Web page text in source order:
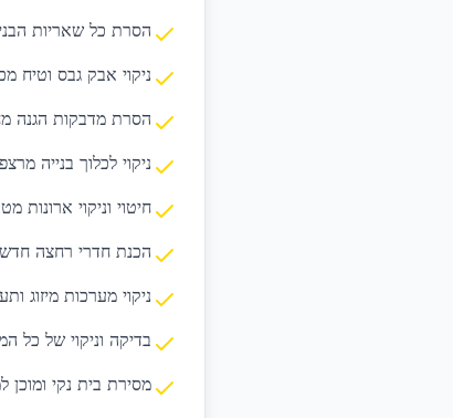
הסרת כל שאריות
ניקוי אבק גבס וטיח
הסרת מדבקות הגנה
ניקוי לכלוך בנייה
חיטוי וניקוי ארונות
הכנת חדרי רחצה
ניקוי מערכות מיזוג
בדיקה וניקוי של כל
מסירת בית נקי ומוכן